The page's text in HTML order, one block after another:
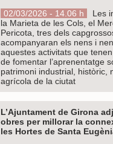
02/03/2026 - 14.06 h
Les
la Marieta de les Cols, el
Pericota, tres dels
acompanyaran els nens i
aquestes activitats que tenen
de fomentar l’aprenentatge
patrimoni industrial, històric,
agrícola de la ciutat
L’Ajuntament de Girona
obres per millorar la
les Hortes de Santa